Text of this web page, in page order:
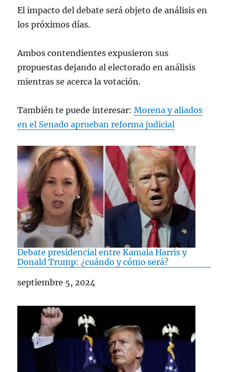
El impacto del debate será objeto de análisis en
los próximos días.
Ambos contendientes expusieron sus
propuestas dejando al electorado en análisis
mientras se acerca la votación.
También te puede interesar:Morena y aliados
en el Senado aprueban reforma judicial
Debate presidencial entre Kamala Harris y
Donald Trump: ¿cuándo y cómo será?
Fecha
septiembre 5, 2024